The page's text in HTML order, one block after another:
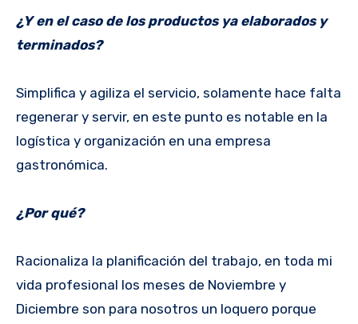
¿Y en el caso de los productos ya elaborados y
terminados?
Simplifica y agiliza el servicio, solamente hace falta
regenerar y servir, en este punto es notable en la
logística y organización en una empresa
gastronómica.
¿Por qué?
Racionaliza la planificación del trabajo, en toda mi
vida profesional los meses de Noviembre y
Diciembre son para nosotros un loquero porque